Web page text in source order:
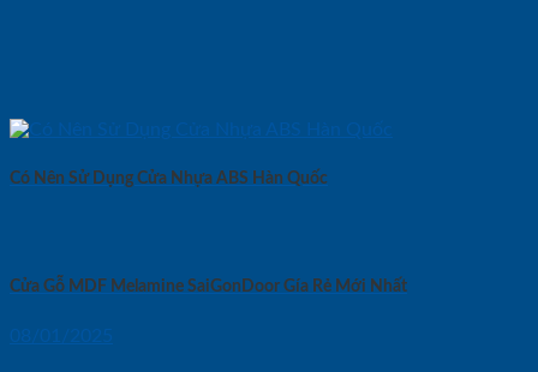
Có Nên Sử Dụng Cửa Nhựa ABS Hàn Quốc
Cửa Gỗ MDF Melamine SaiGonDoor Gía Rẻ Mới Nhất
08/01/2025